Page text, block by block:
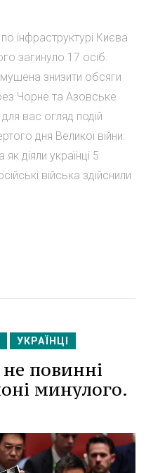
інфраструктурі Києва
загинуло 17 осіб.
знизити обсяги
Чорне та Азовське
вас огляд подій
дня Великої війни:
діяли українці 5
війська здійснили
УКРАЇНЦІ
повинні
минулого.